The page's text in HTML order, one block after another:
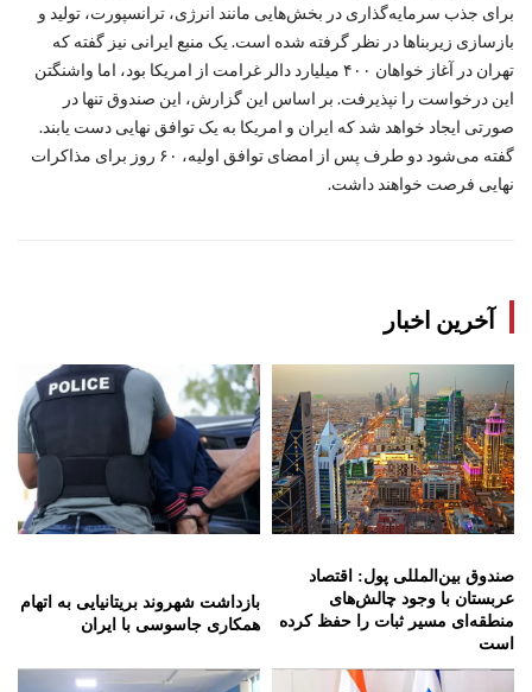
برای جذب سرمایه‌گذاری در بخش‌هایی مانند انرژی، ترانسپورت، تولید و
بازسازی زیربناها در نظر گرفته شده است. یک منبع ایرانی نیز گفته که
تهران در آغاز خواهان ۴۰۰ میلیارد دالر غرامت از امریکا بود، اما واشنگتن
این درخواست را نپذیرفت. بر اساس این گزارش، این صندوق تنها در
صورتی ایجاد خواهد شد که ایران و امریکا به یک توافق نهایی دست یابند.
گفته می‌شود دو طرف پس از امضای توافق اولیه، ۶۰ روز برای مذاکرات
نهایی فرصت خواهند داشت.
آخرین اخبار
صندوق بین‌المللی پول: اقتصاد
عربستان با وجود چالش‌های
منطقه‌ای مسیر ثبات را حفظ کرده
است
بازداشت شهروند بریتانیایی به اتهام
همکاری جاسوسی با ایران